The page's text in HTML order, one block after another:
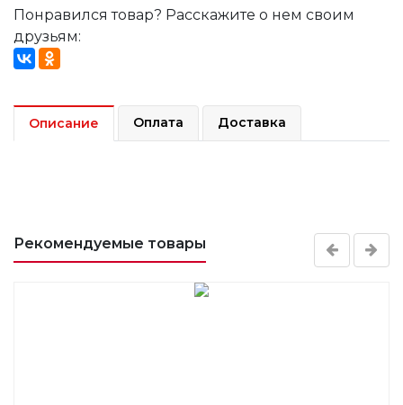
Понравился товар? Расскажите о нем своим
друзьям:
Описание Оплата Доставка
Рекомендуемые товары